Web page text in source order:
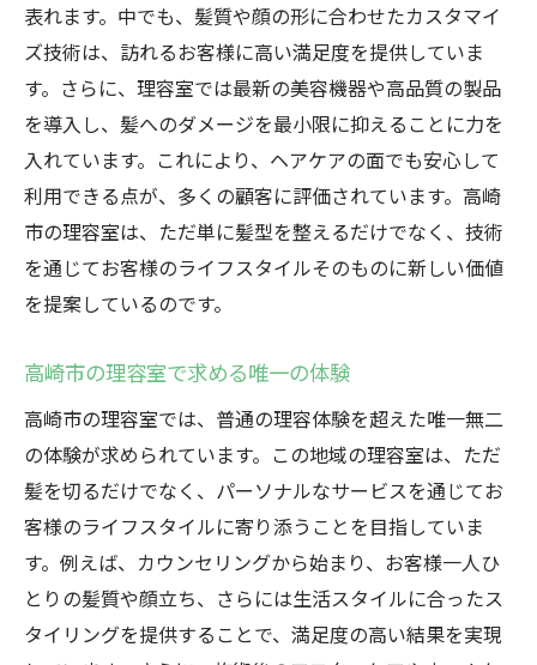
表れます。中でも、髪質や顔の形に合わせたカスタマイ
ズ技術は、訪れるお客様に高い満足度を提供していま
す。さらに、理容室では最新の美容機器や高品質の製品
を導入し、髪へのダメージを最小限に抑えることに力を
入れています。これにより、ヘアケアの面でも安心して
利用できる点が、多くの顧客に評価されています。高崎
市の理容室は、ただ単に髪型を整えるだけでなく、技術
を通じてお客様のライフスタイルそのものに新しい価値
を提案しているのです。
高崎市の理容室で求める唯一の体験
高崎市の理容室では、普通の理容体験を超えた唯一無二
の体験が求められています。この地域の理容室は、ただ
髪を切るだけでなく、パーソナルなサービスを通じてお
客様のライフスタイルに寄り添うことを目指していま
す。例えば、カウンセリングから始まり、お客様一人ひ
とりの髪質や顔立ち、さらには生活スタイルに合ったス
タイリングを提供することで、満足度の高い結果を実現